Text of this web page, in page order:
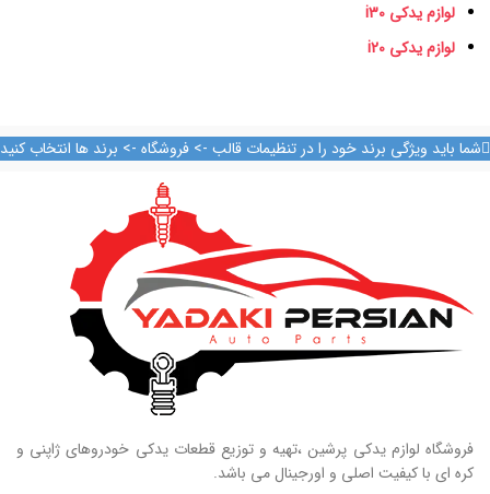
لوازم یدکی i30
لوازم یدکی i20
شما باید ویژگی برند خود را در تنظیمات قالب -> فروشگاه -> برند ها انتخاب کنید
فروشگاه لوازم یدکی پرشین ،تهیه و توزیع قطعات یدکی خودروهای ژاپنی و
کره ای با کیفیت اصلی و اورجینال می باشد.